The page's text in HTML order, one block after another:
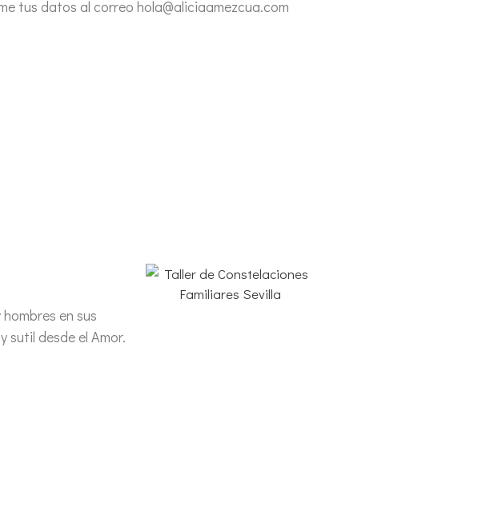
tus datos al correo hola@aliciaamezcua.com
en sus
sutil desde el Amor.